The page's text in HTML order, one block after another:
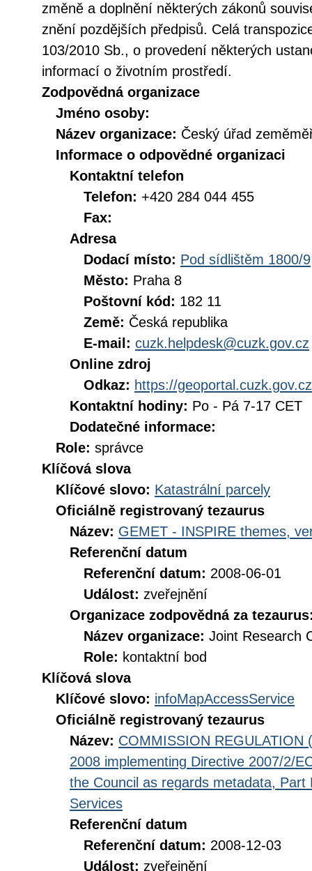
změně a doplnění některých zákonů
znění pozdějších předpisů. Celá
103/2010 Sb., o provedení některých
informací o životním prostředí.
Zodpovědná organizace
Jméno osoby:
Název organizace: Český úřad
Informace o odpovědné organizaci
Kontaktní telefon
Telefon: +420 284 044 455
Fax:
Adresa
Dodací místo: Pod sídlištěm 1800/9
Město: Praha 8
Poštovní kód: 182 11
Země: Česká republika
E-mail: cuzk.helpdesk@cuzk.gov.cz
Online zdroj
Odkaz: https://geoportal.cuzk.gov.cz
Kontaktní hodiny: Po - Pá 7-17 CET
Dodatečné informace:
Role: správce
Klíčová slova
Klíčové slovo: Katastrální parcely
Oficiálně registrovaný tezaurus
Název: GEMET - INSPIRE themes,
Referenční datum
Referenční datum: 2008-06-01
Událost: zveřejnění
Organizace zodpovědná za
Název organizace: Joint Research
Role: kontaktní bod
Klíčová slova
Klíčové slovo: infoMapAccessService
Oficiálně registrovaný tezaurus
Název: COMMISSION REGULATION
2008 implementing Directive 2007/2/
the Council as regards metadata,
Services
Referenční datum
Referenční datum: 2008-12-03
Událost: zveřejnění